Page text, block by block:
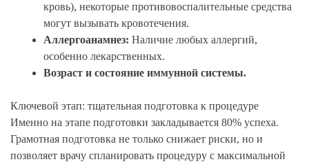
кровь), некоторые противовоспалительные средства
могут вызывать кровотечения.
Аллергоанамнез: Наличие любых аллергий,
особенно лекарственных.
Возраст и состояние иммунной системы.
Ключевой этап: тщательная подготовка к процедуре
Именно на этапе подготовки закладывается 80% успеха.
Грамотная подготовка не только снижает риски, но и
позволяет врачу спланировать процедуру с максимальной